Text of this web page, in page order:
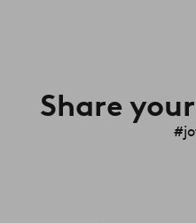
Share